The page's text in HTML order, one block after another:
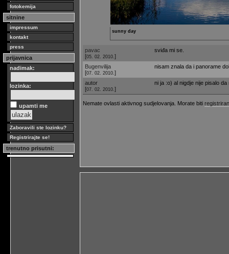
fotokemija
sitnine
impressum
kontakt
press
prijavnica
nadimak:
lozinka:
upamti me
Zaboravili ste lozinku?
Registrirajte se!
trenutno prisutni:
sunny day
pavac
[05. 02. 2010. ]
sviđa mi se.
Bugenvilija
[07. 02. 2010. ]
nisam znala da i panorame
autor
[07. 02. 2010. ]
ni ja :o) al nigdje nije pisalo
Nemate ovlasti aktivnog sudjelovanja. Morate biti